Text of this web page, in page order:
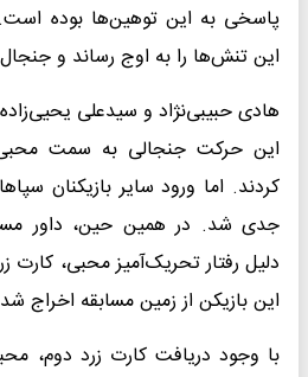
پاسخی به این توهین‌ها بوده
این تنش‌ها را به اوج رساند و
هادی حبیبی‌نژاد و سیدعلی
این حرکت جنجالی به سمت
کردند. اما ورود سایر بازیکنان
جدی شد. در همین حین، داور
دلیل رفتار تحریک‌آمیز محبی، کارت
این بازیکن از زمین مسابقه اخراج
با وجود دریافت کارت زرد دوم،